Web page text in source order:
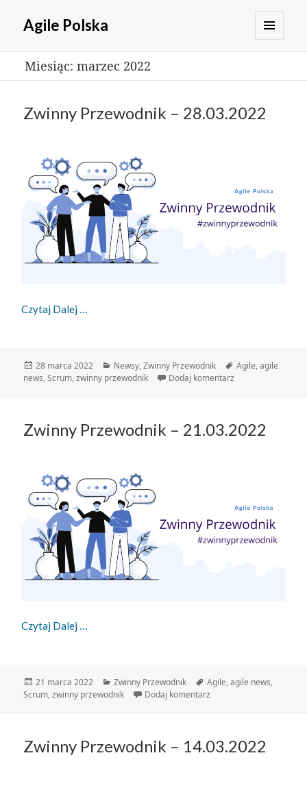
Agile Polska
Miesiąc: marzec 2022
Zwinny Przewodnik – 28.03.2022
Czytaj Dalej
Data
publikacji
28 marca 2022 Kategorie
Newsy,Zwinny Przewodnik Tagi
Agile,agile
news,Scrum,zwinny przewodnik Dodaj komentarz
Zwinny Przewodnik – 21.03.2022
Czytaj Dalej
Data
publikacji
21 marca 2022 Kategorie
Zwinny Przewodnik Tagi
Agile,agile news,
Scrum,zwinny przewodnik Dodaj komentarz
Zwinny Przewodnik – 14.03.2022